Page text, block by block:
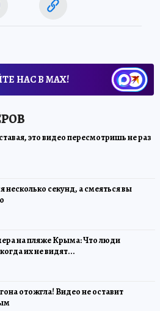
НАС В МАХ!
это видео пересмотришь не раз
несколько секунд, а смеяться вы
на пляже Крыма: Что люди
их не видят...
отожгла! Видео не оставит